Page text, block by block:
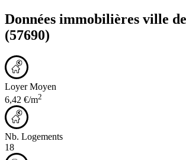
Données immobilières ville de
(57690)
Loyer Moyen
6,42 €/m2
Nb. Logements
18